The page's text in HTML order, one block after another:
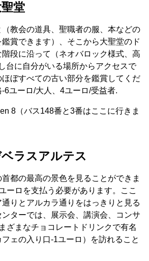
堂
教会の道具、聖職者の服、本などの
賞できます）、そこから大聖堂のド
段に沿って（ネオバロック様式、高
台に自分がいる場所からアクセスで
ぼすべての古い部分を鑑賞してくだ
6ユーロ/大人、4ユーロ/受益者.
8（バス148番と3番はここに行きま
ラスアルテス
都の最高の景色を見ることができま
ーロを支払う必要があります。ここ
りとアルカラ通りをはっきりと見る
ターでは、展示会、講演会、コンサ
ざまなチョコレートドリンクで有名
ェの入り口-1ユーロ）を訪れること